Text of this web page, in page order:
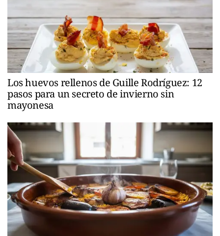
Los huevos rellenos de Guille Rodríguez: 12
pasos para un secreto de invierno sin
mayonesa